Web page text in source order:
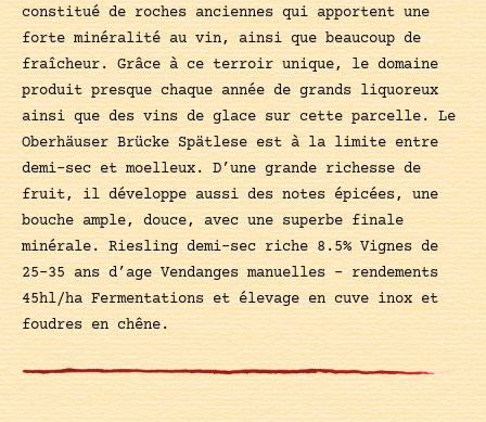
constitué de roches anciennes qui apportent une
forte minéralité au vin, ainsi que beaucoup de
fraîcheur. Grâce à ce terroir unique, le domaine
produit presque chaque année de grands liquoreux
ainsi que des vins de glace sur cette parcelle. Le
Oberhäuser Brücke Spätlese est à la limite entre
demi-sec et moelleux. D’une grande richesse de
fruit, il développe aussi des notes épicées, une
bouche ample, douce, avec une superbe finale
minérale. Riesling demi-sec riche 8.5% Vignes de
25-35 ans d’age Vendanges manuelles – rendements
45hl/ha Fermentations et élevage en cuve inox et
foudres en chêne.